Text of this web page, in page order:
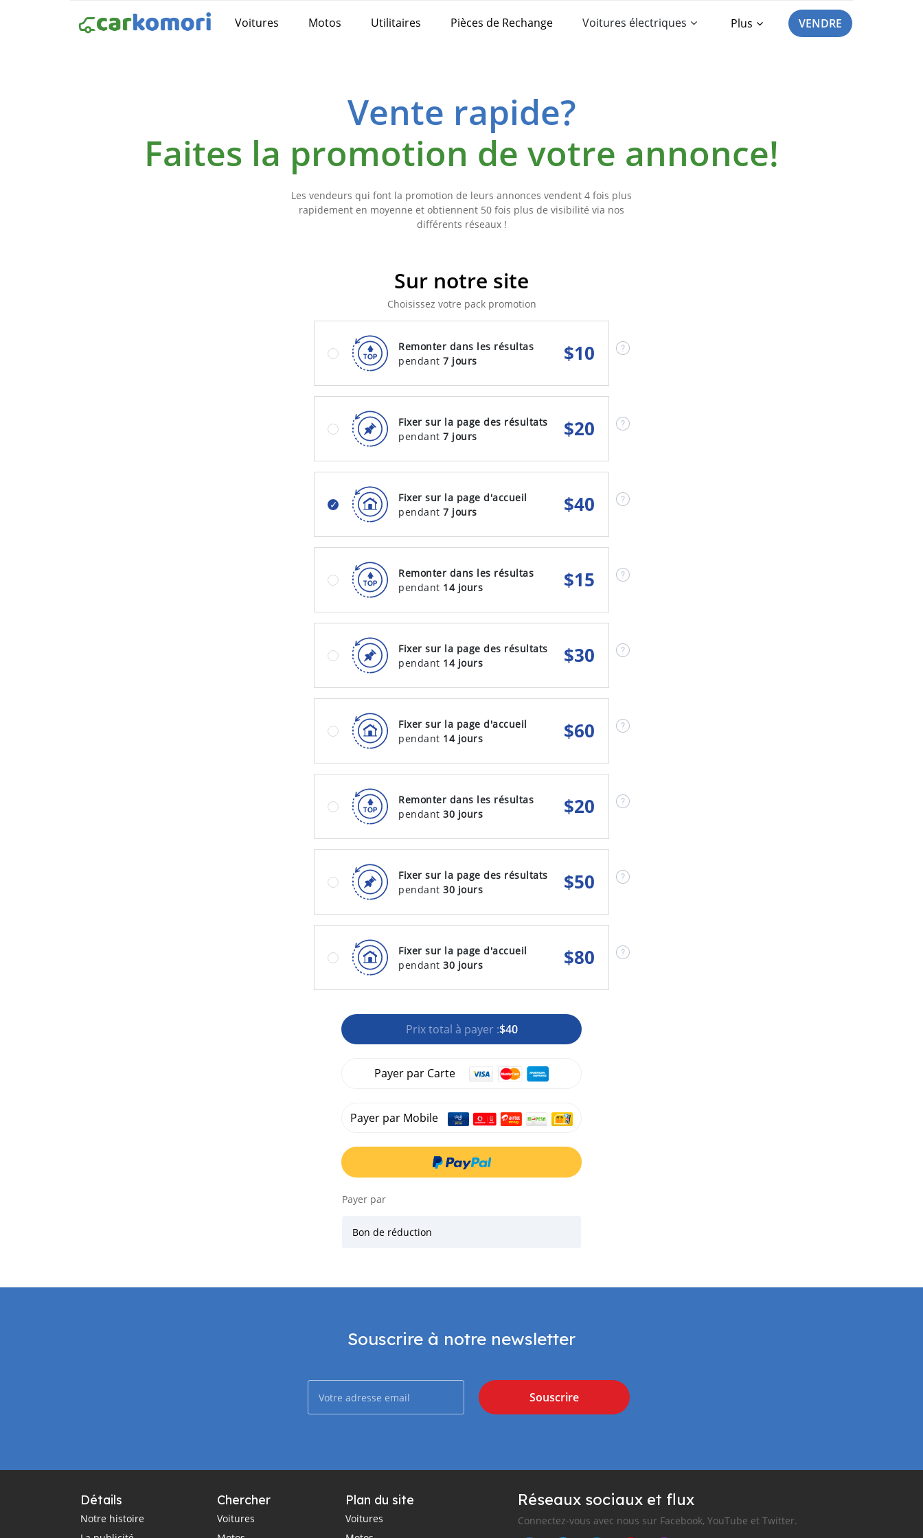
Voitures Motos Utilitaires Pièces de Rechange Voitures électriques Plus VENDRE
Vente rapide?
Faites la promotion de votre annonce!
Les vendeurs qui font la promotion de leurs annonces vendent 4 fois plus
rapidement en moyenne et obtiennent 50 fois plus de visibilité via nos
différents réseaux !
Sur notre site
Choisissez votre pack promotion
Remonter dans les résultas
pendant 7 jours $10
Fixer sur la page des résultats
pendant 7 jours $20
Fixer sur la page d'accueil
pendant 7 jours $40
Remonter dans les résultas
pendant 14 jours $15
Fixer sur la page des résultats
pendant 14 jours $30
Fixer sur la page d'accueil
pendant 14 jours $60
Remonter dans les résultas
pendant 30 jours $20
Fixer sur la page des résultats
pendant 30 jours $50
Fixer sur la page d'accueil
pendant 30 jours $80
Prix total à payer :$40
Payer par Carte
Payer par Mobile
Payer par
Bon de réduction
Souscrire à notre newsletter
Souscrire
Détails
Notre histoire
Chercher
Voitures
Plan du site
Voitures
Réseaux sociaux et flux
Connectez-vous avec nous sur Facebook, YouTube et Twitter.